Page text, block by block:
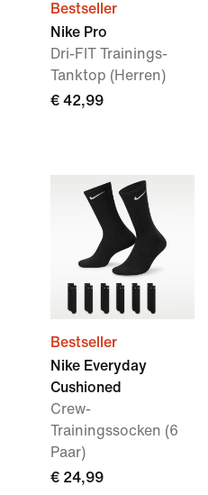
Bestseller
Nike Pro
Dri-FIT Trainings-
Tanktop (Herren)
€ 42,99
Bestseller
Nike Everyday
Cushioned
Crew-
Trainingssocken (6
Paar)
€ 24,99